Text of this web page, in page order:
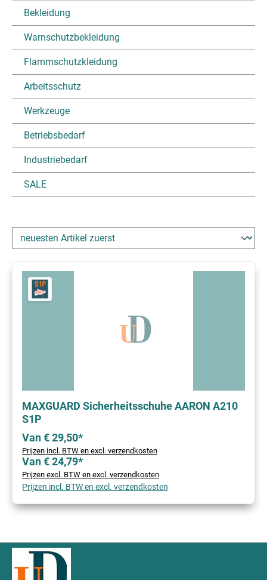
Bekleidung
Warnschutzbekleidung
Flammschutzkleidung
Arbeitsschutz
Werkzeuge
Betriebsbedarf
Industriebedarf
SALE
MAXGUARD Sicherheitsschuhe AARON A210
S1P
Van € 29,50*
Prijzen incl. BTW en excl. verzendkosten
Van € 24,79*
Prijzen excl. BTW en excl. verzendkosten
Prijzen incl. BTW en excl. verzendkosten